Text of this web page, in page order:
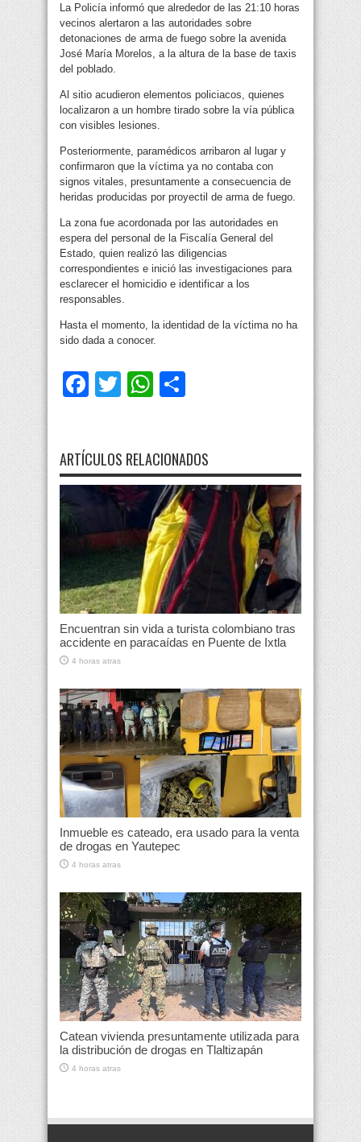
La Policía informó que alrededor de las 21:10 horas
vecinos alertaron a las autoridades sobre
detonaciones de arma de fuego sobre la avenida
José María Morelos, a la altura de la base de taxis
del poblado.
Al sitio acudieron elementos policiacos, quienes
localizaron a un hombre tirado sobre la vía pública
con visibles lesiones.
Posteriormente, paramédicos arribaron al lugar y
confirmaron que la víctima ya no contaba con
signos vitales, presuntamente a consecuencia de
heridas producidas por proyectil de arma de fuego.
La zona fue acordonada por las autoridades en
espera del personal de la Fiscalía General del
Estado, quien realizó las diligencias
correspondientes e inició las investigaciones para
esclarecer el homicidio e identificar a los
responsables.
Hasta el momento, la identidad de la víctima no ha
sido dada a conocer.
Facebook
TwitterWhatsApp
ARTÍCULOS RELACIONADOS
Encuentran sin vida a turista colombiano tras
accidente en paracaídas en Puente de Ixtla
4 horas atras
Inmueble es cateado, era usado para la venta
de drogas en Yautepec
4 horas atras
Catean vivienda presuntamente utilizada para
la distribución de drogas en Tlaltizapán
4 horas atras